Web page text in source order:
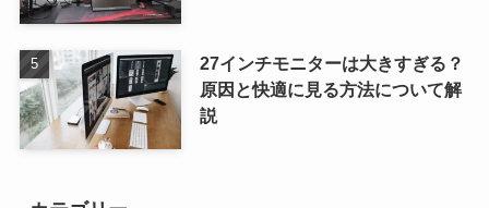
27インチモニターは大きすぎる？
原因と快適に見る方法について解
説